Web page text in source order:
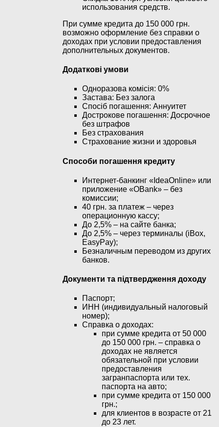
использования средств.
При сумме кредита до 150 000 грн.
возможно оформление без справки о
доходах при условии предоставления
дополнительных документов.
Додаткові умови
Одноразова комісія: 0%
Застава: Без залога
Спосіб погашення: Aннуитет
Дострокове погашення: Досрочное
без штрафов
Без страхования
Страхование жизни и здоровья
Способи погашення кредиту
Интернет-банкинг «IdeaOnline» или
приложение «OBank» – без
комиссии;
40 грн. за платеж – через
операционную кассу;
До 2,5% – на сайте банка;
До 2,5% – через терминалы (iBox,
EasyPay);
Безналичным переводом из других
банков.
Документи та підтвердження доходу
Паспорт;
ИНН (индивидуальный налоговый
номер);
Справка о доходах:
при сумме кредита от 50 000
до 150 000 грн. – справка о
доходах не является
обязательной при условии
предоставления
загранпаспорта или тех.
паспорта на авто;
при сумме кредита от 150 000
грн.;
для клиентов в возрасте от 21
до 23 лет.